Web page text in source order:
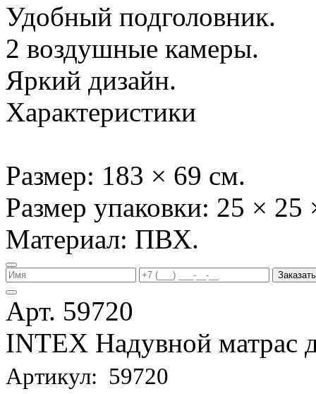
Удобный подголовник.
2 воздушные камеры.
Яркий дизайн.
Характеристики
Размер: 183 × 69 см.
Размер упаковки: 25 × 25
Материал: ПВХ.
Заказать
Арт. 59720
INTEX Надувной матрас
Артикул: 59720